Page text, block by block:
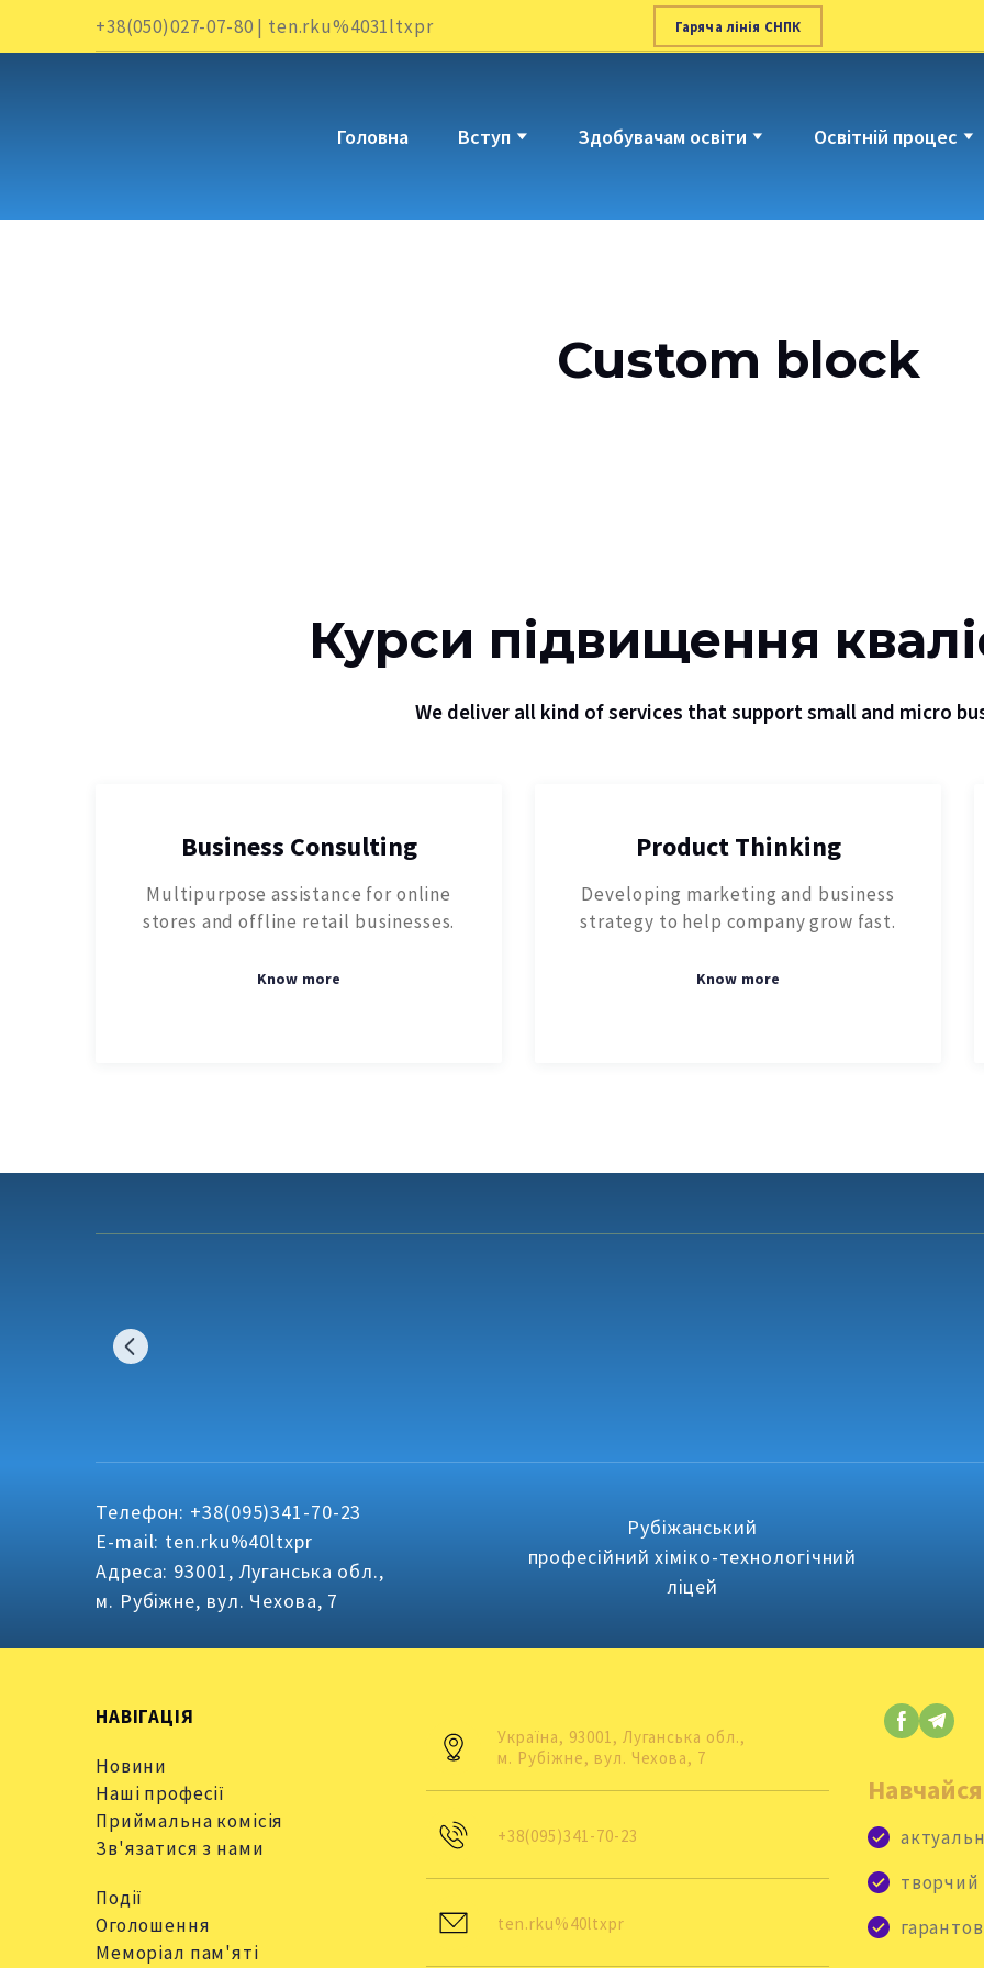
+38(050)027-07-80 | ten.rku%4031ltxpr Гаряча лінія СНПК
Головна Вступ Здобувачам освіти Освітній процес
Custom block
Курси підвищення
We deliver all kind of services that support small and micro
Business Consulting
Multipurpose assistance for online
stores and offline retail businesses.
Know more
Product Thinking
Developing marketing and business
strategy to help company grow fast.
Know more
Телефон: +38(095)341-70-23
E-mail: ten.rku%40ltxpr
Адреса: 93001, Луганська обл.,
м. Рубіжне, вул. Чехова, 7
Рубіжанський
професійний хіміко-технологічний
ліцей
НАВІГАЦІЯ
Новини
Наші професії
Приймальна комісія
Зв'язатися з нами
Події
Оголошення
Меморіал пам'яті
Україна, 93001, Луганська обл.,
м. Рубіжне, вул. Чехова, 7
+38(095)341-70-23
ten.rku%40ltxpr
творчий